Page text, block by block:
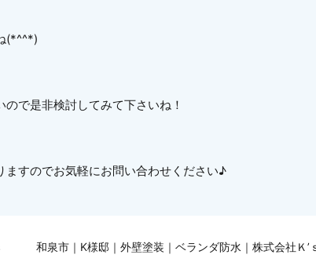
(*^^*)
で是非検討してみて下さいね！
すのでお気軽にお問い合わせください♪
和泉市｜K様邸｜外壁塗装｜ベランダ防水｜株式会社Ｋ’